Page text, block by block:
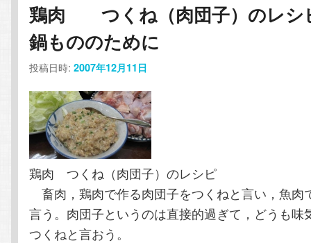
コ
ン
ン
ツ
へ
移
ン
テ
ツ
へ
移
動
鶏肉 つくね（肉団子）のレ
鍋もののために
投稿日時:2007年12月11日
鶏肉 つくね（肉団子）のレシピ
畜肉，鶏肉で作る肉団子をつくねと言い，魚肉
言う。肉団子というのは直接的過ぎて，どうも味
つくねと言おう。